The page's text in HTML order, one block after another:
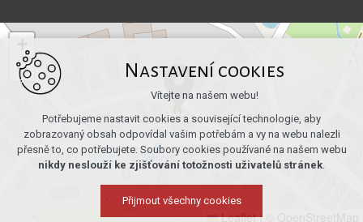
−
Leaflet |
Nastavení cookies
Vítejte na našem webu!
Potřebujeme nastavit cookies a související technologie, aby
zobrazovaný obsah odpovídal vašim potřebám a vy na webu nalezli
přesně to, co potřebujete. Soubory cookies používané na našem webu
nikdy neslouží ke zjišťování totožnosti uživatelů stránek.
Přijmout všechny cookies